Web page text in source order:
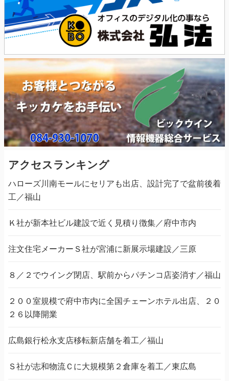
アクセスランキング
ハローズ川南モールにセリアも出店、設計完了で盆前後着
工／福山
Ｋ社が新本社ビル建設で近く見積り徴集／府中市内
注文住宅メーカーＳ社が宮浦に新展示場建設／三原
８／２でウイング閉店、駅前からパチンコ店姿消す／福山
２００室規模で府中市内に全国チェーンホテル出店、２０
２６以降開業
広島銀行松永支店移転新店舗を着工／福山
Ｓ社が志和物流Ｃに大規模第２倉庫を着工／東広島